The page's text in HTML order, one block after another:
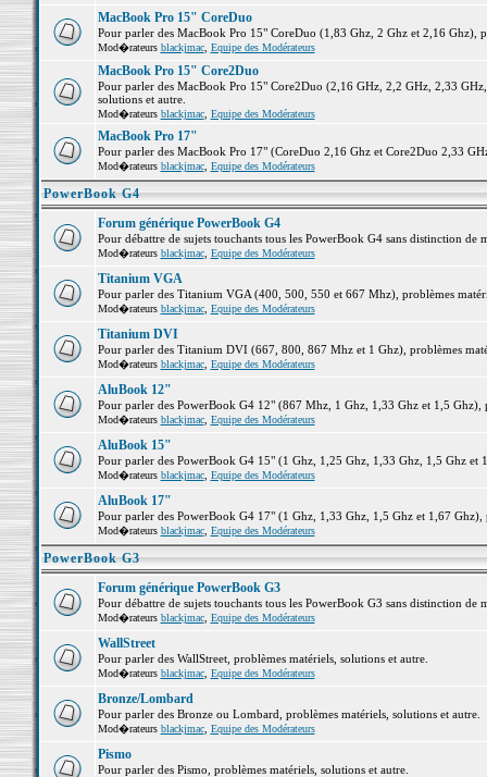
MacBook Pro 15" CoreDuo
Pour parler des MacBook Pro 15" CoreDuo (1,83 Ghz, 2 Ghz et 2,16 Ghz),
Mod�rateurs blackjmac, Equipe des Modérateurs
MacBook Pro 15" Core2Duo
Pour parler des MacBook Pro 15" Core2Duo (2,16 GHz, 2,2 GHz, 2,33
solutions et autre.
Mod�rateurs blackjmac, Equipe des Modérateurs
MacBook Pro 17"
Pour parler des MacBook Pro 17" (CoreDuo 2,16 Ghz et Core2Duo 2,33
Mod�rateurs blackjmac, Equipe des Modérateurs
PowerBook G4
Forum générique PowerBook G4
Pour débattre de sujets touchants tous les PowerBook G4 sans distinction de
Mod�rateurs blackjmac, Equipe des Modérateurs
Titanium VGA
Pour parler des Titanium VGA (400, 500, 550 et 667 Mhz), problèmes
Mod�rateurs blackjmac, Equipe des Modérateurs
Titanium DVI
Pour parler des Titanium DVI (667, 800, 867 Mhz et 1 Ghz), problèmes
Mod�rateurs blackjmac, Equipe des Modérateurs
AluBook 12"
Pour parler des PowerBook G4 12" (867 Mhz, 1 Ghz, 1,33 Ghz et 1,5 Ghz),
Mod�rateurs blackjmac, Equipe des Modérateurs
AluBook 15"
Pour parler des PowerBook G4 15" (1 Ghz, 1,25 Ghz, 1,33 Ghz, 1,5 Ghz et
Mod�rateurs blackjmac, Equipe des Modérateurs
AluBook 17"
Pour parler des PowerBook G4 17" (1 Ghz, 1,33 Ghz, 1,5 Ghz et 1,67 Ghz),
Mod�rateurs blackjmac, Equipe des Modérateurs
PowerBook G3
Forum générique PowerBook G3
Pour débattre de sujets touchants tous les PowerBook G3 sans distinction de
Mod�rateurs blackjmac, Equipe des Modérateurs
WallStreet
Pour parler des WallStreet, problèmes matériels, solutions et autre.
Mod�rateurs blackjmac, Equipe des Modérateurs
Bronze/Lombard
Pour parler des Bronze ou Lombard, problèmes matériels, solutions et autre.
Mod�rateurs blackjmac, Equipe des Modérateurs
Pismo
Pour parler des Pismo, problèmes matériels, solutions et autre.